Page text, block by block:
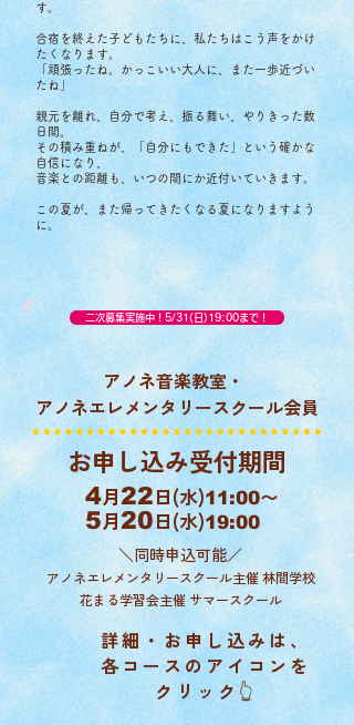
す。
合宿を終えた子どもたちに、私たちはこう声をかけ
たくなります。
「頑張ったね。かっこいい大人に、また一歩近づい
たね」
親元を離れ、自分で考え、振る舞い、やりきった数
日間。
​ その積み重ねが、「自分にもできた」という確かな
自信になり、
音楽との距離も、いつの間にか近付いていきます。
この夏が、また帰ってきたくなる夏になりますよう
に。
二次募集実施中！5/31(日)19:00まで！
​アノネ音楽教室・
アノネエレメンタリースクール会員
お申し込み受付期間
4月22日(水)11:00〜
5月20日(水)19:00
＼同時申込可能／
アノネエレメンタリースクール主催 林間学校
花まる学習会主催 サマースクール
詳細・お申し込みは、
各コースのアイコンを
クリック👆